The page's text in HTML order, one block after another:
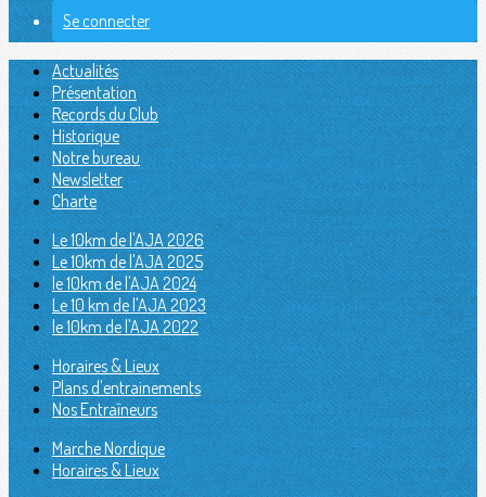
Se connecter
Actualités
Présentation
Records du Club
Historique
Notre bureau
Newsletter
Charte
Le 10km de l'AJA 2026
Le 10km de l'AJA 2025
le 10km de l'AJA 2024
Le 10 km de l'AJA 2023
le 10km de l'AJA 2022
Horaires & Lieux
Plans d'entrainements
Nos Entraîneurs
Marche Nordique
Horaires & Lieux